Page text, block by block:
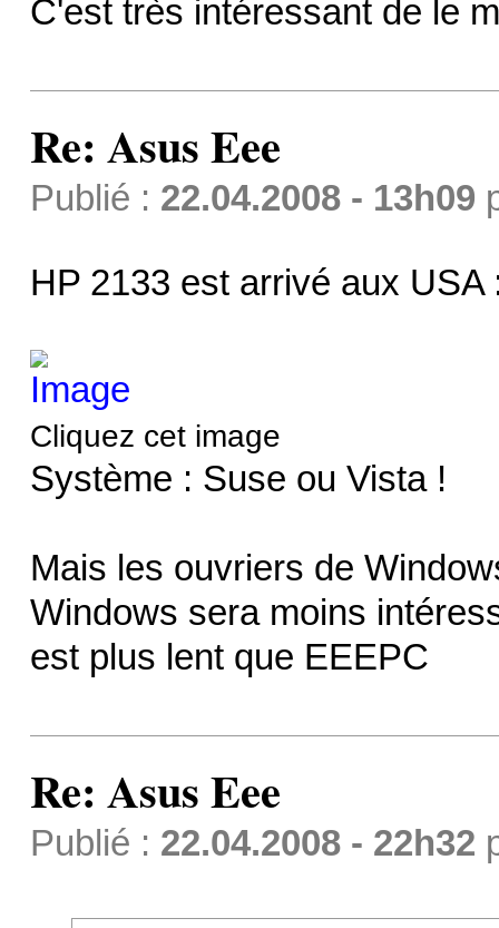
C'est très intéressant de le
Re: Asus Eee
Publié : 22.04.2008 - 13h09
HP 2133 est arrivé aux USA
Cliquez cet image
Système : Suse ou Vista !
Mais les ouvriers de
Windows sera moins
est plus lent que EEEPC
Re: Asus Eee
Publié : 22.04.2008 - 22h32